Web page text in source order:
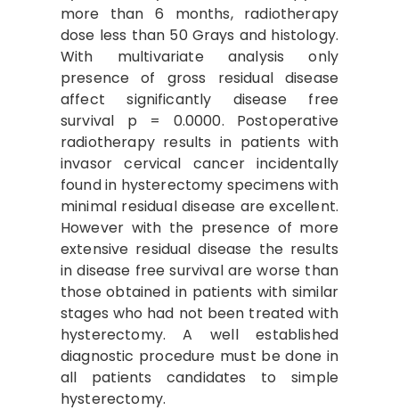
more than 6 months, radiotherapy
dose less than 50 Grays and histology.
With multivariate analysis only
presence of gross residual disease
affect significantly disease free
survival p = 0.0000. Postoperative
radiotherapy results in patients with
invasor cervical cancer incidentally
found in hysterectomy specimens with
minimal residual disease are excellent.
However with the presence of more
extensive residual disease the results
in disease free survival are worse than
those obtained in patients with similar
stages who had not been treated with
hysterectomy. A well established
diagnostic procedure must be done in
all patients candidates to simple
hysterectomy.